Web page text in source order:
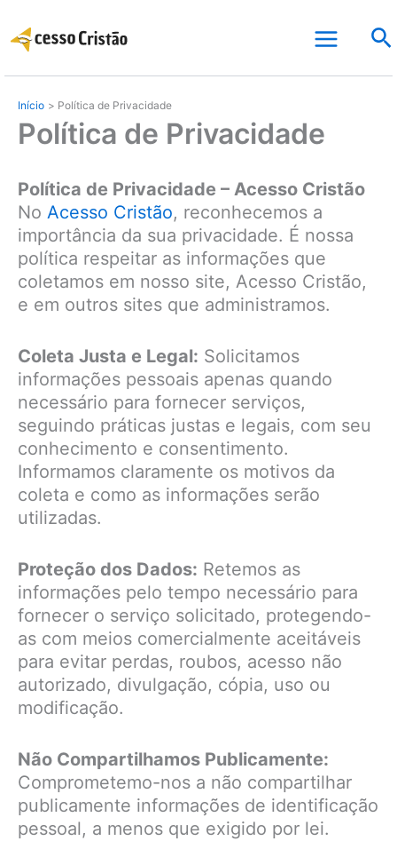
para
conteúdo
Início Política de Privacidade
Política de Privacidade
Política de Privacidade – Acesso Cristão
No Acesso Cristão, reconhecemos a
importância da sua privacidade. É nossa
política respeitar as informações que
coletamos em nosso site, Acesso Cristão,
e em outros sites que administramos.
Coleta Justa e Legal: Solicitamos
informações pessoais apenas quando
necessário para fornecer serviços,
seguindo práticas justas e legais, com seu
conhecimento e consentimento.
Informamos claramente os motivos da
coleta e como as informações serão
utilizadas.
Proteção dos Dados: Retemos as
informações pelo tempo necessário para
fornecer o serviço solicitado, protegendo-
as com meios comercialmente aceitáveis
para evitar perdas, roubos, acesso não
autorizado, divulgação, cópia, uso ou
modificação.
Não Compartilhamos Publicamente:
Comprometemo-nos a não compartilhar
publicamente informações de identificação
pessoal, a menos que exigido por lei.